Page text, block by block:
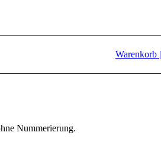
Warenkorb |
Nummerierung.